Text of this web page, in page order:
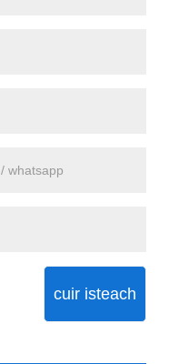
cuir isteach